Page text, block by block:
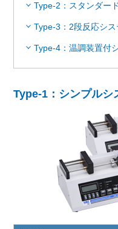
Type-2：スタンダー
Type-3：2段反応シス
Type-4：温調装置付
Type-1：シンプルシ